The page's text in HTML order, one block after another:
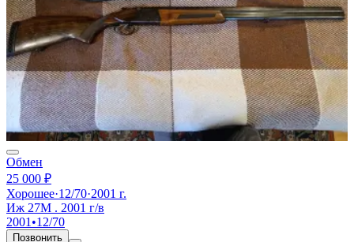
Обмен
25 000 ₽
Хорошее·12/70·2001 г.
Иж 27М . 2001 г/в
2001 •12/70
Позвонить